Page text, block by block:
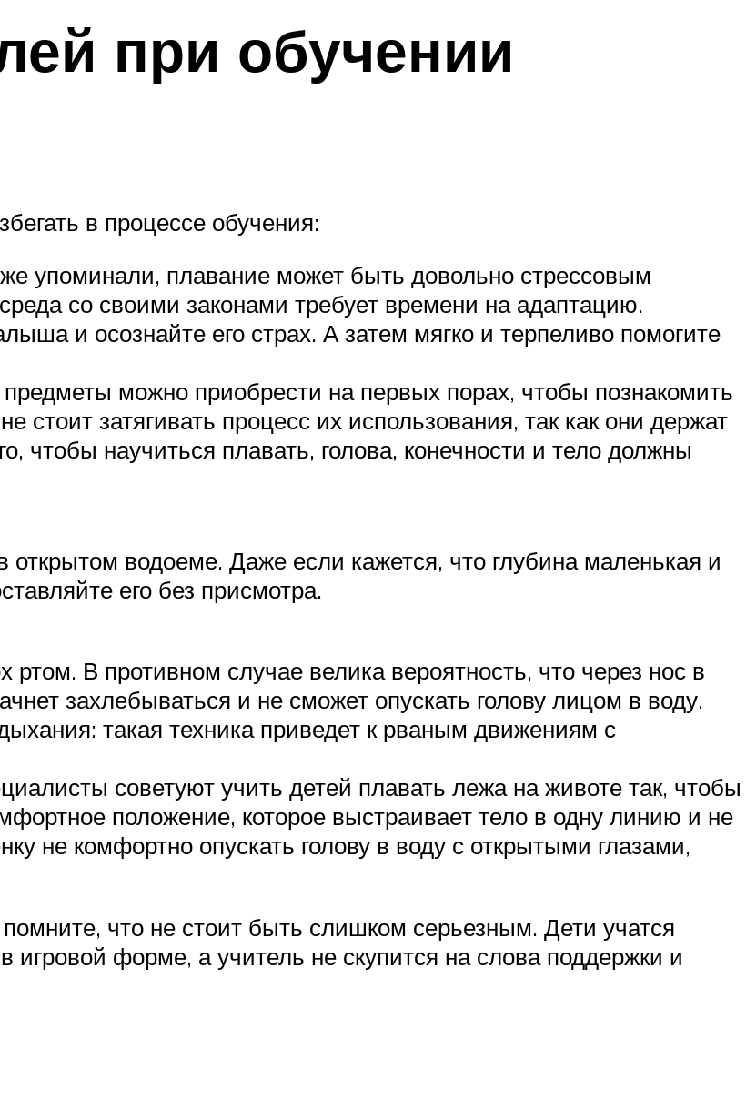
при обучении
в процессе обучения:
упоминали, плавание может быть довольно стрессовым
со своими законами требует времени на адаптацию.
и осознайте его страх. А затем мягко и терпеливо помогите
можно приобрести на первых порах, чтобы познакомить
стоит затягивать процесс их использования, так как они держат
чтобы научиться плавать, голова, конечности и тело должны
водоеме. Даже если кажется, что глубина маленькая и
его без присмотра.
ртом. В противном случае велика вероятность, что через нос в
захлебываться и не сможет опускать голову лицом в воду.
такая техника приведет к рваным движениям с
советуют учить детей плавать лежа на животе так, чтобы
положение, которое выстраивает тело в одну линию и не
не комфортно опускать голову в воду с открытыми глазами,
что не стоит быть слишком серьезным. Дети учатся
игровой форме, а учитель не скупится на слова поддержки и